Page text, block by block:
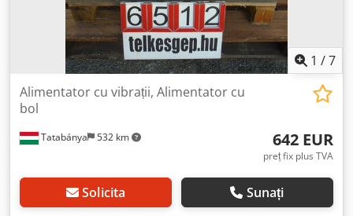
1 /7
Tatabánya 532 km
Alimentator cu vibrații, Alimentator cu
bol
642 EUR
preț fix plus TVA
Solicita Sunați